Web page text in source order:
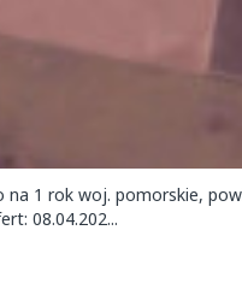
1 rok woj. pomorskie,
08.04.202...